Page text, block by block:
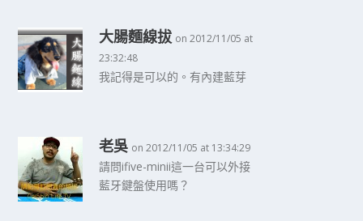
大腸麵線拔 on 2012/11/05 at
23:32:48
我記得是可以的。有內建藍芽
老吳 on 2012/11/05 at 13:34:29
請問ifive-minii這一台可以外接
藍牙鍵盤使用嗎？